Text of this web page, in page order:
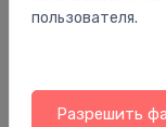
Комплектующие
пользователя.
Разрешить